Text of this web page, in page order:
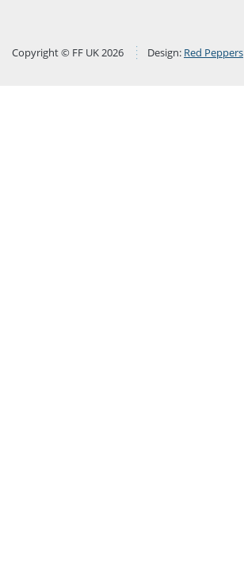
Copyright © FF UK 2026 Design: Red Peppers